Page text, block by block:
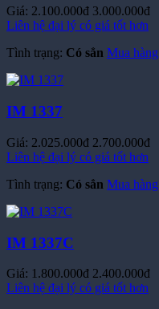
Giá: 2.100.000đ 3.000.000đ
Liên hệ đại lý có giá tốt hơn
Tình trạng: Có sẳn Mua hàng
IM 1337
Giá: 2.025.000đ 2.700.000đ
Liên hệ đại lý có giá tốt hơn
Tình trạng: Có sẳn Mua hàng
IM 1337C
Giá: 1.800.000đ 2.400.000đ
Liên hệ đại lý có giá tốt hơn